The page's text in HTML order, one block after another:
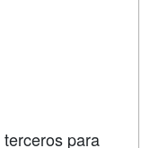
EN:
para